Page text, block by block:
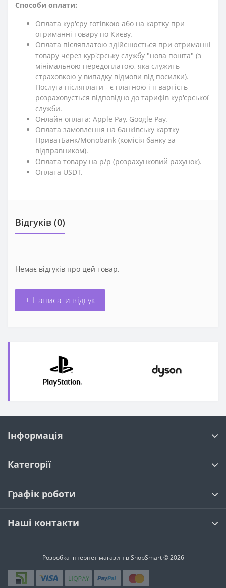
Способи оплати:
Оплата кур'єру готівкою або на картку при
отриманні товару по Києву.
Оплата післяплатою здійснюється при отриманні
товару через кур'єрську службу "нова пошта" (з
мінімальною передоплатою, яка служить
страховкою у випадку відмови від посилки).
Послуга післяплати - є платною і її вартість
розраховується відповідно до тарифів кур'єрської
служби.
Онлайн оплата: Apple Pay, Google Pay.
Оплата замовлення на банківську картку
ПриватБанк/Monobank (комісія банку за
відправником).
Оплата товару на р/р (розрахунковий рахунок).
Оплата USDT.
Відгуків (0)
Немає відгуків про цей товар.
+ Написати відгук
Інформація
Категорії
Графік роботи
Наші контакти
Розробка інтернет магазинівShopSmart © 2026